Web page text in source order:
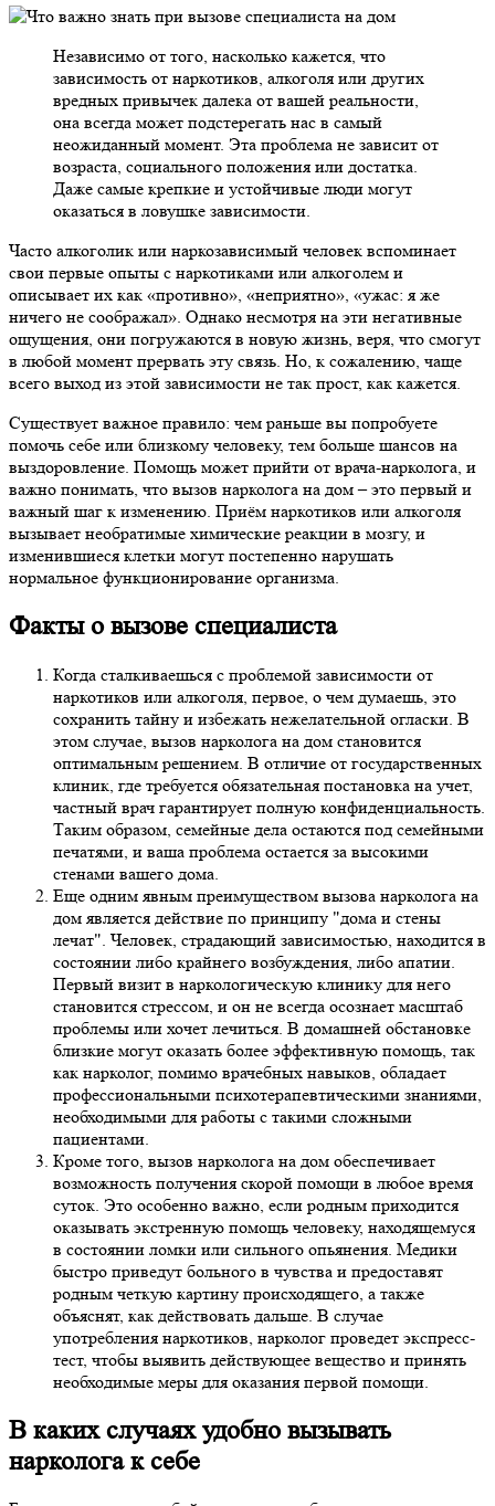
Независимо от того, насколько кажется, что
зависимость от наркотиков, алкоголя или других
вредных привычек далека от вашей реальности,
она всегда может подстерегать нас в самый
неожиданный момент. Эта проблема не зависит от
возраста, социального положения или достатка.
Даже самые крепкие и устойчивые люди могут
оказаться в ловушке зависимости.
Часто алкоголик или наркозависимый человек вспоминает
свои первые опыты с наркотиками или алкоголем и
описывает их как «противно», «неприятно», «ужас: я же
ничего не соображал». Однако несмотря на эти негативные
ощущения, они погружаются в новую жизнь, веря, что смогут
в любой момент прервать эту связь. Но, к сожалению, чаще
всего выход из этой зависимости не так прост, как кажется.
Существует важное правило: чем раньше вы попробуете
помочь себе или близкому человеку, тем больше шансов на
выздоровление. Помощь может прийти от врача-нарколога, и
важно понимать, что вызов нарколога на дом – это первый и
важный шаг к изменению. Приём наркотиков или алкоголя
вызывает необратимые химические реакции в мозгу, и
изменившиеся клетки могут постепенно нарушать
нормальное функционирование организма.
Факты о вызове специалиста
Когда сталкиваешься с проблемой зависимости от
наркотиков или алкоголя, первое, о чем думаешь, это
сохранить тайну и избежать нежелательной огласки. В
этом случае, вызов нарколога на дом становится
оптимальным решением. В отличие от государственных
клиник, где требуется обязательная постановка на учет,
частный врач гарантирует полную конфиденциальность.
Таким образом, семейные дела остаются под семейными
печатями, и ваша проблема остается за высокими
стенами вашего дома.
Еще одним явным преимуществом вызова нарколога на
дом является действие по принципу "дома и стены
лечат". Человек, страдающий зависимостью, находится в
состоянии либо крайнего возбуждения, либо апатии.
Первый визит в наркологическую клинику для него
становится стрессом, и он не всегда осознает масштаб
проблемы или хочет лечиться. В домашней обстановке
близкие могут оказать более эффективную помощь, так
как нарколог, помимо врачебных навыков, обладает
профессиональными психотерапевтическими знаниями,
необходимыми для работы с такими сложными
пациентами.
Кроме того, вызов нарколога на дом обеспечивает
возможность получения скорой помощи в любое время
суток. Это особенно важно, если родным приходится
оказывать экстренную помощь человеку, находящемуся
в состоянии ломки или сильного опьянения. Медики
быстро приведут больного в чувства и предоставят
родным четкую картину происходящего, а также
объяснят, как действовать дальше. В случае
употребления наркотиков, нарколог проведет экспресс-
тест, чтобы выявить действующее вещество и принять
необходимые меры для оказания первой помощи.
В каких случаях удобно вызывать
нарколога к себе